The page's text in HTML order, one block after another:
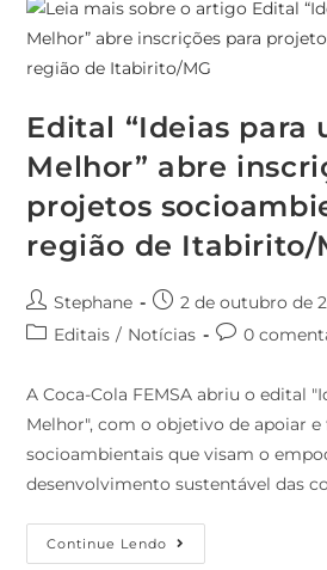
Edital “Ideias para
Melhor” abre
projetos
região de Itabirito/
Stephane
2 de outubro de
Editais / Notícias 0
A Coca-Cola FEMSA abriu o edital
Melhor", com o objetivo de apoiar
socioambientais que visam o
desenvolvimento sustentável das
Continue Lendo